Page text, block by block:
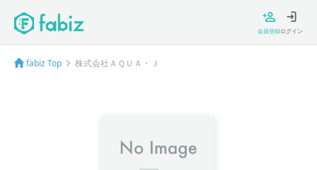
会員登録ログイン
fabiz Top 株式会社ＡＱＵＡ・Ｊ